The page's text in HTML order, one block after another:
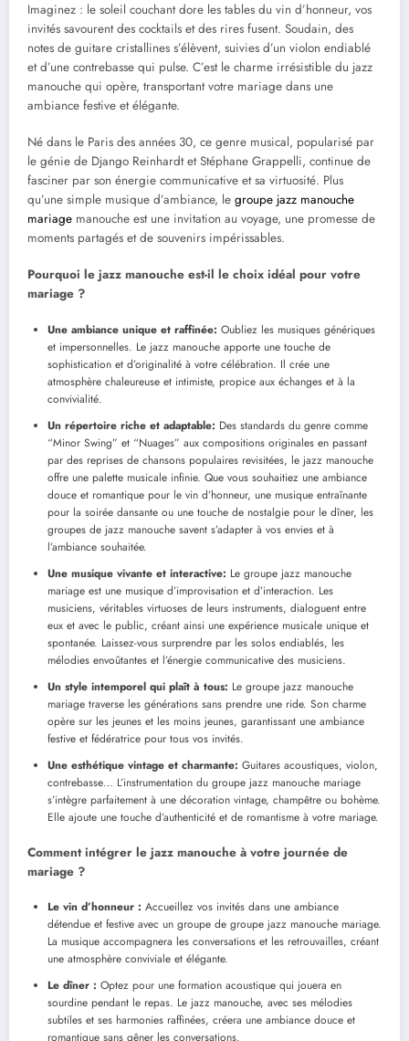
Imaginez : le soleil couchant dore les tables du vin d’honneur, vos
invités savourent des cocktails et des rires fusent. Soudain, des
notes de guitare cristallines s’élèvent, suivies d’un violon endiablé
et d’une contrebasse qui pulse. C’est le charme irrésistible du jazz
manouche qui opère, transportant votre mariage dans une
ambiance festive et élégante.
Né dans le Paris des années 30, ce genre musical, popularisé par
le génie de Django Reinhardt et Stéphane Grappelli, continue de
fasciner par son énergie communicative et sa virtuosité. Plus
qu’une simple musique d’ambiance, le groupe jazz manouche
mariage manouche est une invitation au voyage, une promesse de
moments partagés et de souvenirs impérissables.
Pourquoi le jazz manouche est-il le choix idéal pour votre
mariage ?
Une ambiance unique et raffinée: Oubliez les musiques génériques
et impersonnelles. Le jazz manouche apporte une touche de
sophistication et d’originalité à votre célébration. Il crée une
atmosphère chaleureuse et intimiste, propice aux échanges et à la
convivialité.
Un répertoire riche et adaptable: Des standards du genre comme
“Minor Swing” et “Nuages” aux compositions originales en passant
par des reprises de chansons populaires revisitées, le jazz manouche
offre une palette musicale infinie. Que vous souhaitiez une ambiance
douce et romantique pour le vin d’honneur, une musique entraînante
pour la soirée dansante ou une touche de nostalgie pour le dîner, les
groupes de jazz manouche savent s’adapter à vos envies et à
l’ambiance souhaitée.
Une musique vivante et interactive: Le groupe jazz manouche
mariage est une musique d’improvisation et d’interaction. Les
musiciens, véritables virtuoses de leurs instruments, dialoguent entre
eux et avec le public, créant ainsi une expérience musicale unique et
spontanée. Laissez-vous surprendre par les solos endiablés, les
mélodies envoûtantes et l’énergie communicative des musiciens.
Un style intemporel qui plaît à tous: Le groupe jazz manouche
mariage traverse les générations sans prendre une ride. Son charme
opère sur les jeunes et les moins jeunes, garantissant une ambiance
festive et fédératrice pour tous vos invités.
Une esthétique vintage et charmante: Guitares acoustiques, violon,
contrebasse… L’instrumentation du groupe jazz manouche mariage
s’intègre parfaitement à une décoration vintage, champêtre ou bohème.
Elle ajoute une touche d’authenticité et de romantisme à votre mariage.
Comment intégrer le jazz manouche à votre journée de
mariage ?
Le vin d’honneur : Accueillez vos invités dans une ambiance
détendue et festive avec un groupe de groupe jazz manouche mariage.
La musique accompagnera les conversations et les retrouvailles, créant
une atmosphère conviviale et élégante.
Le dîner : Optez pour une formation acoustique qui jouera en
sourdine pendant le repas. Le jazz manouche, avec ses mélodies
subtiles et ses harmonies raffinées, créera une ambiance douce et
romantique sans gêner les conversations.